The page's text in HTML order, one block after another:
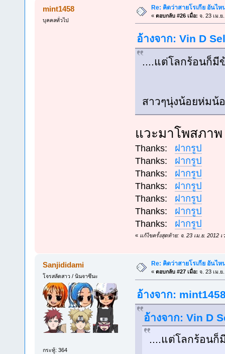
mint1458
บุคคลทั่วไป
Re: คิดว่าสายโรเกีย อันไห
« ตอบกลับ #26 เมื่อ: จ. 23 เม.ย
อ้างจาก: Vin D
....แต่โลกร้อนก็มี
สาวๆนุ่งน้อยห่มน้
แวะมาโพสภา
Thanks: ฝากรูป
Thanks: ฝากรูป
Thanks: ฝากรูป
Thanks: ฝากรูป
Thanks: ฝากรูป
Thanks: ฝากรูป
Thanks: ฝากรูป
« แก้ไขครั้งสุดท้าย: จ. 23 เม.ย. 2012
Sanjididami
โจรสลัดสาว / นินจาซึนะ
กระทู้: 364
Re: คิดว่าสายโรเกีย อันไห
« ตอบกลับ #27 เมื่อ: จ. 23 เม.ย
อ้างจาก:
อ้างจาก: Vin D
....แต่โลกร้อนก็